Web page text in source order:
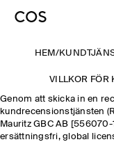
HEM /
VILLKOR FÖR
Genom att skicka in en
kundrecensionstjänsten
Mauritz GBC AB [556070-
ersättningsfri, global